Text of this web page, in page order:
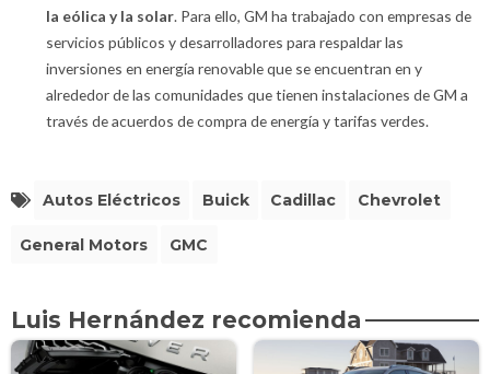
la eólica y la solar. Para ello, GM ha trabajado con empresas de
servicios públicos y desarrolladores para respaldar las
inversiones en energía renovable que se encuentran en y
alrededor de las comunidades que tienen instalaciones de GM a
través de acuerdos de compra de energía y tarifas verdes.
Autos Eléctricos Buick Cadillac Chevrolet
General Motors GMC
Luis Hernández recomienda